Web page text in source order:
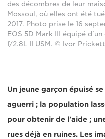
des décombres de leur
Mossoul, où elles ont été
2017. Photo prise le 16
EOS 5D Mark III équipé
f/2.8L II USM. © Ivor
Un jeune garçon épuisé
aguerri ; la population
pour obtenir de l'aide ;
rues déjà en ruines. Les